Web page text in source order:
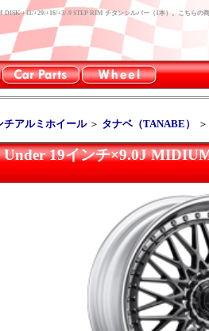
DISK +41/+29/+16/+3/-9 STEP RIM チタンシルバー（1本）。こちらの
チアルミホイール＞ タナベ（TANABE）
Under 19インチ×9.0J